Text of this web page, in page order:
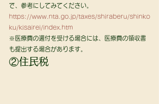
で、参考にしてみてください。
https://www.nta.go.jp/taxes/shiraberu/shinko
ku/kisairei/index.htm
※医療費の還付を受ける場合には、医療費の領収書
も提出する場合があります。
②住民税